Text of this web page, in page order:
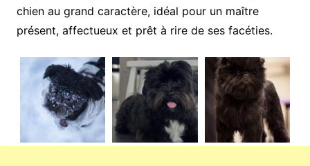
chien au grand caractère, idéal pour un maître
présent, affectueux et prêt à rire de ses facéties.